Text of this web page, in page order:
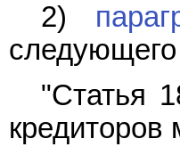
2)
"Статья